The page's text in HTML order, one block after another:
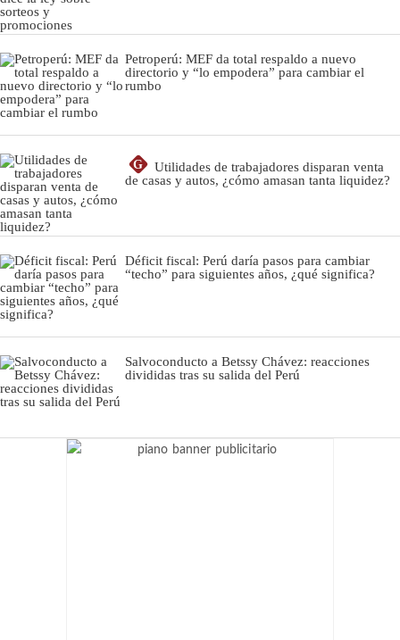
Petroperú: MEF da total respaldo a nuevo
directorio y “lo empodera” para cambiar el
rumbo
G
Utilidades de trabajadores disparan venta
de casas y autos, ¿cómo amasan tanta liquidez?
Déficit fiscal: Perú daría pasos para cambiar
“techo” para siguientes años, ¿qué significa?
Salvoconducto a Betssy Chávez: reacciones
divididas tras su salida del Perú